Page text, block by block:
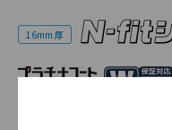
16mm 厚